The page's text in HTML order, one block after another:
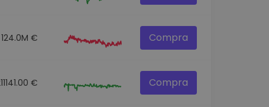
124.0M € Compra
€ Compra